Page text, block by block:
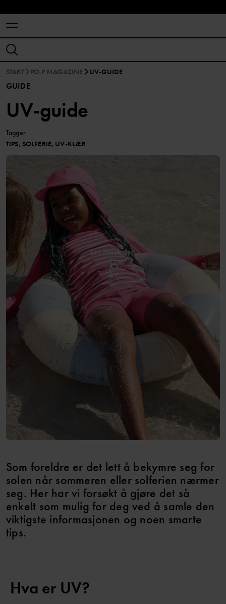
START PO.P MAGAZINE UV-GUIDE
GUIDE
UV-guide
Tagger
TIPS, SOLFERIE, UV-KLÆR
Les artikkelen
Som foreldre er det lett å bekymre seg for
solen når sommeren eller solferien nærmer
seg. Her har vi forsøkt å gjøre det så
enkelt som mulig for deg ved å samle den
viktigste informasjonen og noen smarte
tips.
Hva er UV?